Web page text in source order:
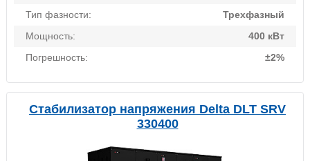
Тип фазности:
Трехфазный
Мощность:
400 кВт
Погрешность:
±2%
Стабилизатор напряжения Delta DLT SRV
330400